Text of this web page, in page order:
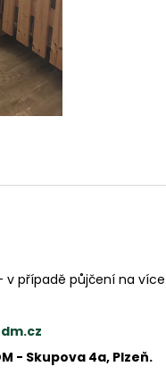
případě půjčení na
- Skupova 4a, Plzeň.